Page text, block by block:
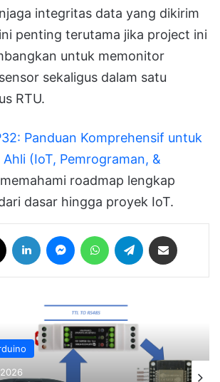
integritas data yang dikirim
penting terutama jika project ini
untuk memonitor
sekaligus dalam satu
RTU.
Panduan Komprehensif untuk
(IoT, Pemrograman, &
roadmap lengkap
dasar hingga proyek IoT.
LinkedIn MessengerWhatsAppTelegram
2025